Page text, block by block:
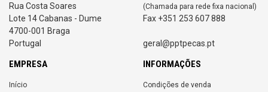
Rua Costa Soares
Lote 14 Cabanas - Dume
4700-001 Braga
Portugal
(Chamada para rede fixa nacional)
Fax +351 253 607 888
geral@pptpecas.pt
EMPRESA
Início
INFORMAÇÕES
Condições de venda